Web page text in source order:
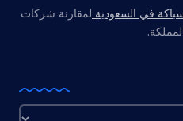
في السعودية لمقارنة شركات